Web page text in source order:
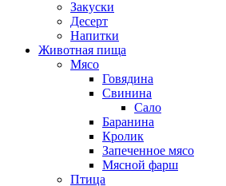
Закуски
Десерт
Напитки
Животная пища
Мясо
Говядина
Свинина
Сало
Баранина
Кролик
Запеченное мясо
Мясной фарш
Птица